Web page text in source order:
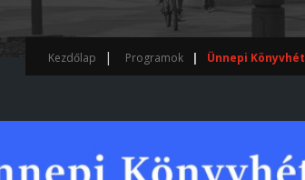
Kezdőlap Programok Ünnepi Könyvhét